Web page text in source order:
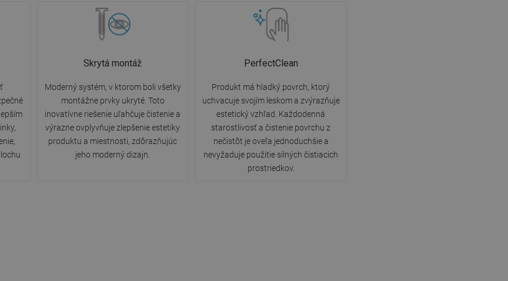
Skrytá montáž
Moderný systém, v ktorom boli všetky
montážne prvky ukryté. Toto
inovatívne riešenie uľahčuje čistenie a
výrazne ovplyvňuje zlepšenie estetiky
produktu a miestnosti, zdôrazňujúc
jeho moderný dizajn.
PerfectClean
Produkt má hladký povrch, ktorý
uchvacuje svojím leskom a zvýrazňuje
estetický vzhľad. Každodenná
starostlivosť a čistenie povrchu z
nečistôt je oveľa jednoduchšie a
nevyžaduje použitie silných čistiacich
prostriedkov.